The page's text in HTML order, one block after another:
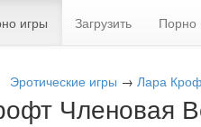
игры Загрузить Порно
Эротические игры →Лара
Членовая